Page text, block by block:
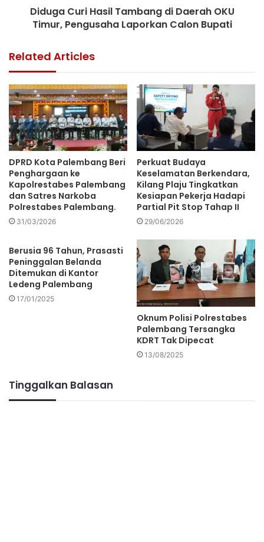
Diduga Curi Hasil Tambang di Daerah OKU
Timur, Pengusaha Laporkan Calon Bupati
Related Articles
DPRD Kota Palembang Beri
Penghargaan ke
Kapolrestabes Palembang
dan Satres Narkoba
Polrestabes Palembang.
31/03/2026
Perkuat Budaya
Keselamatan Berkendara,
Kilang Plaju Tingkatkan
Kesiapan Pekerja Hadapi
Partial Pit Stop Tahap II
29/06/2026
Berusia 96 Tahun, Prasasti
Peninggalan Belanda
Ditemukan di Kantor
Ledeng Palembang
17/01/2025
Oknum Polisi Polrestabes
Palembang Tersangka
KDRT Tak Dipecat
13/08/2025
Tinggalkan Balasan